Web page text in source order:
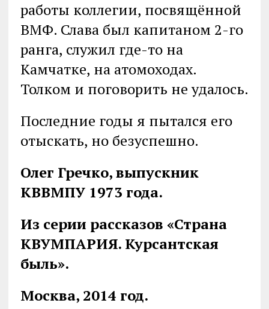
работы коллегии, посвящённой
ВМФ. Слава был капитаном 2-го
ранга, служил где-то на
Камчатке, на атомоходах.
Толком и поговорить не удалось.
Последние годы я пытался его
отыскать, но безуспешно.
Олег Гречко, выпускник
КВВМПУ 1973 года.
Из серии рассказов «Страна
КВУМПАРИЯ. Курсантская
быль».
Москва, 2014 год.